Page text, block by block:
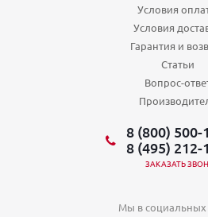
Условия
Условия
Гарантия и
Статьи
Вопрос-
8 (800) 500-
8 (495) 212-
ЗАКАЗАТЬ
Мы в социальных